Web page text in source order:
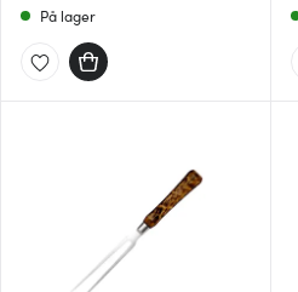
På lager